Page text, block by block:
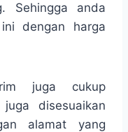
Sehingga anda
dengan harga
juga cukup
disesuaikan
alamat yang